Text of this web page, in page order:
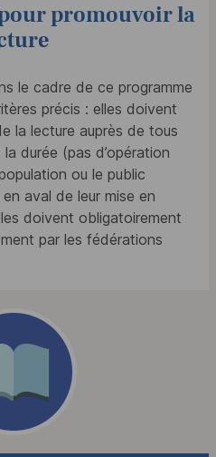
promouvoir la
le cadre de ce programme
précis : elles doivent
la lecture auprès de tous
durée (pas d’opération
ou le public
aval de leur mise en
doivent obligatoirement
par les fédérations